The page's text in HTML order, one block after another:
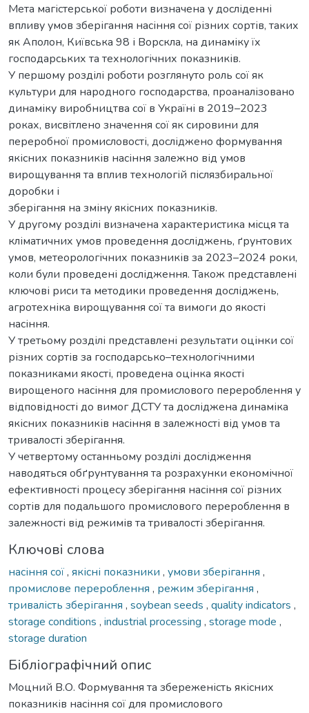
Мета магістерської роботи визначена у досліденні
впливу умов зберігання насіння сої різних сортів, таких
як Аполон, Київська 98 і Ворскла, на динаміку їх
господарських та технологічних показників.
У першому розділі роботи розглянуто роль сої як
культури для народного господарства, проаналізовано
динаміку виробництва сої в Україні в 2019–2023
роках, висвітлено значення сої як сировини для
переробної промисловості, досліджено формування
якісних показників насіння залежно від умов
вирощування та вплив технологій післязбиральної
доробки і
зберігання на зміну якісних показників.
У другому розділі визначена характеристика місця та
кліматичних умов проведення досліджень, ґрунтових
умов, метеорологічних показників за 2023–2024 роки,
коли були проведені дослідження. Також представлені
ключові риси та методики проведення досліджень,
агротехніка вирощування сої та вимоги до якості
насіння.
У третьому розділі представлені результати оцінки сої
різних сортів за господарсько–технологічними
показниками якості, проведена оцінка якості
вирощеного насіння для промислового перероблення у
відповідності до вимог ДСТУ та досліджена динаміка
якісних показників насіння в залежності від умов та
тривалості зберігання.
У четвертому останньому розділі дослідження
наводяться обґрунтування та розрахунки економічної
ефективності процесу зберігання насіння сої різних
сортів для подальшого промислового перероблення в
залежності від режимів та тривалості зберігання.
Ключові слова
насіння сої, якісні показники , умови зберігання ,
промислове перероблення , режим зберігання ,
тривалість зберігання , soybean seeds , quality indicators ,
storage conditions , industrial processing , storage mode ,
storage duration
Бібліографічний опис
Моцний В.О. Формування та збереженість якісних
показників насіння сої для промислового